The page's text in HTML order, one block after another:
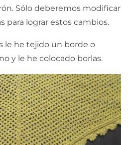
Sólo deberemos modificar
para lograr estos cambios.
le he tejido un borde o
y le he colocado borlas.